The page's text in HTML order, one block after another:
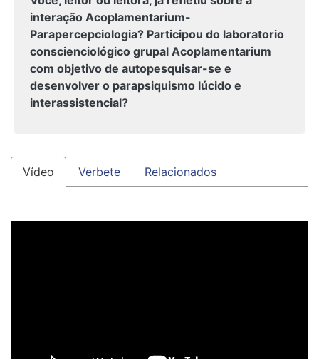
interação Acoplamentarium-
Parapercepciologia? Participou do laboratorio
conscienciológico grupal Acoplamentarium
com objetivo de autopesquisar-se e
desenvolver o parapsiquismo lúcido e
interassistencial?
Vídeo Verbete Relacionados